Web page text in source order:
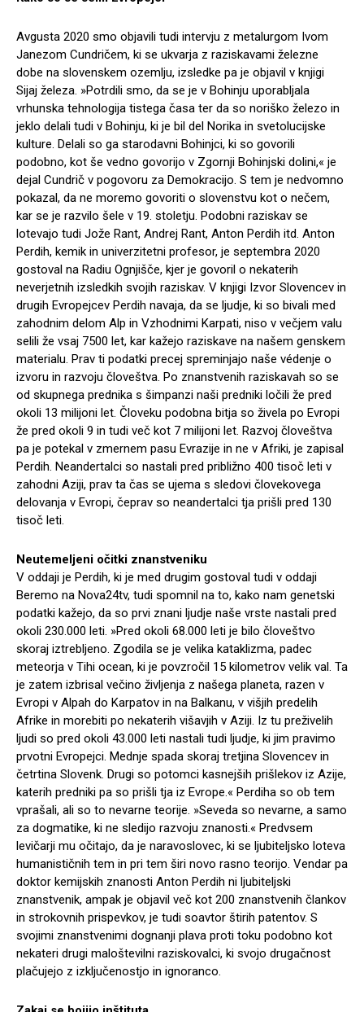
Avgusta 2020 smo objavili tudi intervju z metalurgom Ivom
Janezom Cundričem, ki se ukvarja z raziskavami železne
dobe na slovenskem ozemlju, izsledke pa je objavil v knjigi
Sijaj železa. »Potrdili smo, da se je v Bohinju uporabljala
vrhunska tehnologija tistega časa ter da so noriško železo in
jeklo delali tudi v Bohinju, ki je bil del Norika in svetolucijske
kulture. Delali so ga starodavni Bohinjci, ki so govorili
podobno, kot še vedno govorijo v Zgornji Bohinjski dolini,« je
dejal Cundrič v pogovoru za Demokracijo. S tem je nedvomno
pokazal, da ne moremo govoriti o slovenstvu kot o nečem,
kar se je razvilo šele v 19. stoletju. Podobni raziskav se
lotevajo tudi Jože Rant, Andrej Rant, Anton Perdih itd. Anton
Perdih, kemik in univerzitetni profesor, je septembra 2020
gostoval na Radiu Ognjišče, kjer je govoril o nekaterih
neverjetnih izsledkih svojih raziskav. V knjigi Izvor Slovencev in
drugih Evropejcev Perdih navaja, da se ljudje, ki so bivali med
zahodnim delom Alp in Vzhodnimi Karpati, niso v večjem valu
selili že vsaj 7500 let, kar kažejo raziskave na našem genskem
materialu. Prav ti podatki precej spreminjajo naše védenje o
izvoru in razvoju človeštva. Po znanstvenih raziskavah so se
od skupnega prednika s šimpanzi naši predniki ločili že pred
okoli 13 milijoni let. Človeku podobna bitja so živela po Evropi
že pred okoli 9 in tudi več kot 7 milijoni let. Razvoj človeštva
pa je potekal v zmernem pasu Evrazije in ne v Afriki, je zapisal
Perdih. Neandertalci so nastali pred približno 400 tisoč leti v
zahodni Aziji, prav ta čas se ujema s sledovi človekovega
delovanja v Evropi, čeprav so neandertalci tja prišli pred 130
tisoč leti.
Neutemeljeni očitki znanstveniku
V oddaji je Perdih, ki je med drugim gostoval tudi v oddaji
Beremo na Nova24tv, tudi spomnil na to, kako nam genetski
podatki kažejo, da so prvi znani ljudje naše vrste nastali pred
okoli 230.000 leti. »Pred okoli 68.000 leti je bilo človeštvo
skoraj iztrebljeno. Zgodila se je velika kataklizma, padec
meteorja v Tihi ocean, ki je povzročil 15 kilometrov velik val. Ta
je zatem izbrisal večino življenja z našega planeta, razen v
Evropi v Alpah do Karpatov in na Balkanu, v višjih predelih
Afrike in morebiti po nekaterih višavjih v Aziji. Iz tu preživelih
ljudi so pred okoli 43.000 leti nastali tudi ljudje, ki jim pravimo
prvotni Evropejci. Mednje spada skoraj tretjina Slovencev in
četrtina Slovenk. Drugi so potomci kasnejših prišlekov iz Azije,
katerih predniki pa so prišli tja iz Evrope.« Perdiha so ob tem
vprašali, ali so to nevarne teorije. »Seveda so nevarne, a samo
za dogmatike, ki ne sledijo razvoju znanosti.« Predvsem
levičarji mu očitajo, da je naravoslovec, ki se ljubiteljsko loteva
humanističnih tem in pri tem širi novo rasno teorijo. Vendar pa
doktor kemijskih znanosti Anton Perdih ni ljubiteljski
znanstvenik, ampak je objavil več kot 200 znanstvenih člankov
in strokovnih prispevkov, je tudi soavtor štirih patentov. S
svojimi znanstvenimi dognanji plava proti toku podobno kot
nekateri drugi maloštevilni raziskovalci, ki svojo drugačnost
plačujejo z izključenostjo in ignoranco.